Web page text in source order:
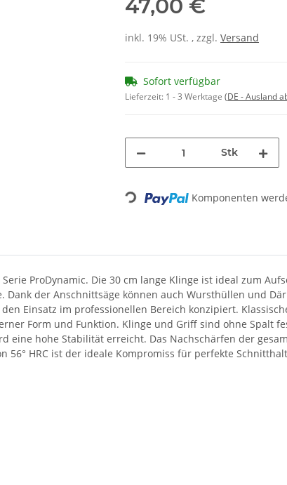
47,00 €
inkl. 19% USt. , zzgl. Versand
Sofort verfügbar
Lieferzeit: 1 - 3 Werktage (DE - Ausland
Stk
Loading... Komponenten
ProDynamic. Die 30 cm lange Klinge ist ideal zum
der Anschnittsäge können auch Wursthüllen und
Einsatz im professionellen Bereich konzipiert.
Form und Funktion. Klinge und Griff sind ohne Spalt
eine hohe Stabilität erreicht. Das Nachschärfen der
56° HRC ist der ideale Kompromiss für perfekte